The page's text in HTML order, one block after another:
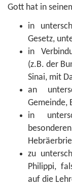
Gott hat in
in
Gesetz,
in
(z.B. der
Sinai, mit
an
Gemeinde,
in
zu
Philippi,
auf die